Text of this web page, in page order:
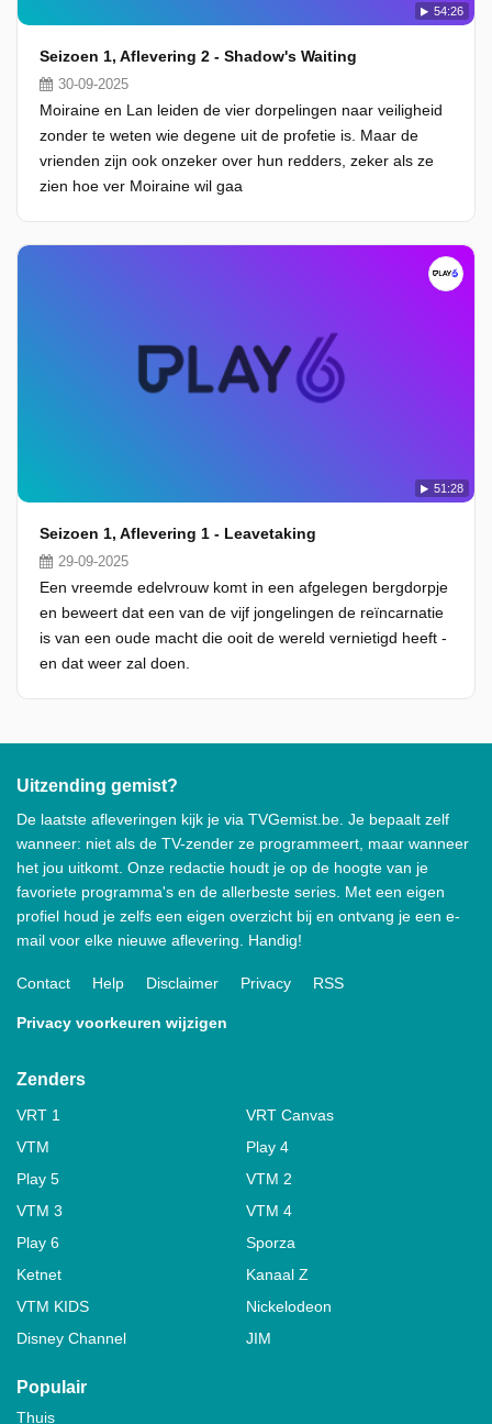
54:26
Seizoen 1, Aflevering 2 - Shadow's Waiting
30-09-2025
Moiraine en Lan leiden de vier dorpelingen naar veiligheid
zonder te weten wie degene uit de profetie is. Maar de
vrienden zijn ook onzeker over hun redders, zeker als ze
zien hoe ver Moiraine wil gaa
51:28
Seizoen 1, Aflevering 1 - Leavetaking
29-09-2025
Een vreemde edelvrouw komt in een afgelegen bergdorpje
en beweert dat een van de vijf jongelingen de reïncarnatie
is van een oude macht die ooit de wereld vernietigd heeft -
en dat weer zal doen.
Uitzending gemist?
De laatste afleveringen kijk je via TVGemist.be. Je bepaalt zelf
wanneer: niet als de TV-zender ze programmeert, maar wanneer
het jou uitkomt. Onze redactie houdt je op de hoogte van je
favoriete programma's en de allerbeste series. Met een eigen
profiel houd je zelfs een eigen overzicht bij en ontvang je een e-
mail voor elke nieuwe aflevering. Handig!
Contact Help Disclaimer Privacy RSS
Privacy voorkeuren wijzigen
Zenders
VRT 1
VRT Canvas
VTM
Play 4
Play 5
VTM 2
VTM 3
VTM 4
Play 6
Sporza
Ketnet
Kanaal Z
VTM KIDS
Nickelodeon
Disney Channel
JIM
Populair
Thuis